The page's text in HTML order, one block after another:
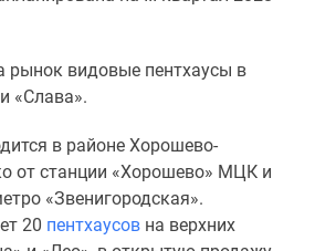
рынок видовые пентхаусы в
«Слава».
в районе Хорошево-
от станции «Хорошево» МЦК и
«Звенигородская».
20 пентхаусов на верхних